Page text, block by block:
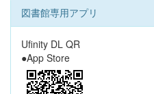
図書館専用アプリ
Ufinity DL QR
●App Store